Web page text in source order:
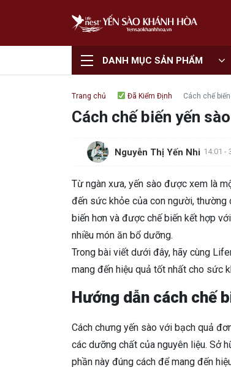
DANH MỤC SẢN PHẨM
Trang chủ Đã Kiểm Định Cách chế
Cách chế biến yến
Nguyễn Thị Yến Nhi 14:01 -
Từ ngàn xưa, yến sào được xem là
đến sức khỏe của con người, thường
biến hơn và được chế biến kết hợp
nhiều món ăn bổ dưỡng.
Trong bài viết dưới đây, hãy cùng
mang đến hiệu quả tốt nhất cho sức
Hướng dẫn cách chế
Cách chưng yến sào với bạch quả
các dưỡng chất của nguyên liệu. Sở
phần này đúng cách để mang đến